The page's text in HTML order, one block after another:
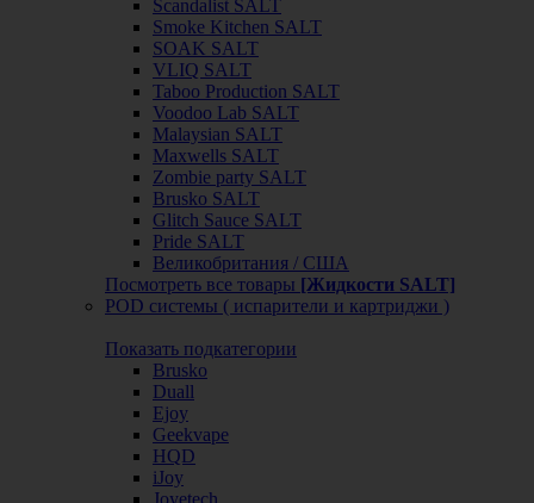
Scandalist SALT
Smoke Kitchen SALT
SOAK SALT
VLIQ SALT
Taboo Production SALT
Voodoo Lab SALT
Malaysian SALT
Maxwells SALT
Zombie party SALT
Brusko SALT
Glitch Sauce SALT
Pride SALT
Великобритания / США
Посмотреть все товары [Жидкости SALT]
POD системы ( испарители и картриджи )
Показать подкатегории
Brusko
Duall
Ejoy
Geekvape
HQD
iJoy
Joyetech